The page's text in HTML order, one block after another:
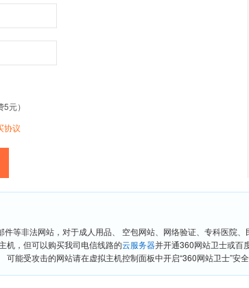
元）
协议
等非法网站，对于成人用品、 空包网站、网络验证、专科医院
机，但可以购买我司电信线路的云服务器并开通360网站卫士或百
能受攻击的网站请在虚拟主机控制面板中开启“360网站卫士”安全